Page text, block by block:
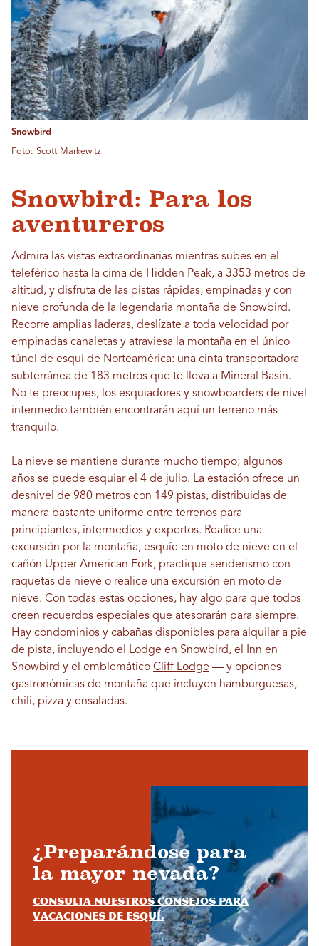
Snowbird
Foto: Scott Markewitz
Snowbird: Para los
aventureros
Admira las vistas extraordinarias mientras subes en el
teleférico hasta la cima de Hidden Peak, a 3353 metros de
altitud, y disfruta de las pistas rápidas, empinadas y con
nieve profunda de la legendaria montaña de Snowbird.
Recorre amplias laderas, deslízate a toda velocidad por
empinadas canaletas y atraviesa la montaña en el único
túnel de esquí de Norteamérica: una cinta transportadora
subterránea de 183 metros que te lleva a Mineral Basin.
No te preocupes, los esquiadores y snowboarders de nivel
intermedio también encontrarán aquí un terreno más
tranquilo.
La nieve se mantiene durante mucho tiempo; algunos
años se puede esquiar el 4 de julio. La estación ofrece un
desnivel de 980 metros con 149 pistas, distribuidas de
manera bastante uniforme entre terrenos para
principiantes, intermedios y expertos. Realice una
excursión por la montaña, esquíe en moto de nieve en el
cañón Upper American Fork, practique senderismo con
raquetas de nieve o realice una excursión en moto de
nieve. Con todas estas opciones, hay algo para que todos
creen recuerdos especiales que atesorarán para siempre.
Hay condominios y cabañas disponibles para alquilar a pie
de pista, incluyendo el Lodge en Snowbird, el Inn en
Snowbird y el emblemático Cliff Lodge — y opciones
gastronómicas de montaña que incluyen hamburguesas,
chili, pizza y ensaladas.
¿Preparándose para
la mayor nevada?
Consulta nuestros consejos para
vacaciones de esquí.